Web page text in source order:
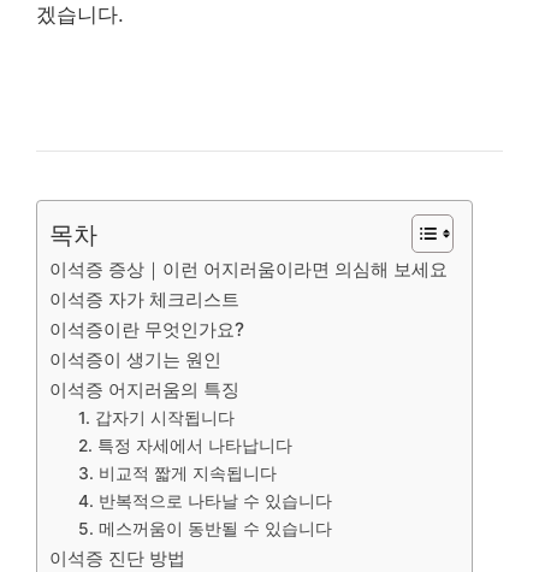
겠습니다.
목차
이석증 증상｜이런 어지러움이라면 의심해 보세요
이석증 자가 체크리스트
이석증이란 무엇인가요?
이석증이 생기는 원인
이석증 어지러움의 특징
1. 갑자기 시작됩니다
2. 특정 자세에서 나타납니다
3. 비교적 짧게 지속됩니다
4. 반복적으로 나타날 수 있습니다
5. 메스꺼움이 동반될 수 있습니다
이석증 진단 방법